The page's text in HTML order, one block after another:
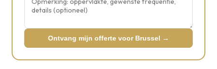
Ontvang mijn offerte voor Brussel →